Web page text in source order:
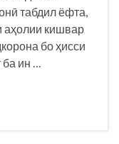
табдил ёфта,
аҳолии кишвар
бо ҳисси
ба ин …